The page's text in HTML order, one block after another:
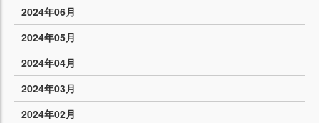
2024年06月
2024年05月
2024年04月
2024年03月
2024年02月